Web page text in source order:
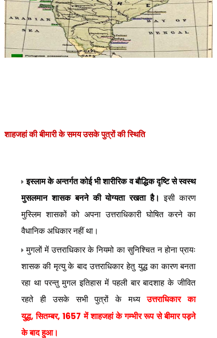
शाहजहां की बीमारी के समय उसके पुत्रों की स्थिति
इस्लाम के अन्तर्गत कोई भी शारीरिक व बौद्धिक दृष्टि से स्वस्थ
मुसलमान शासक बनने की योग्यता रखता है। इसी कारण
मुस्लिम शासकों को अपना उत्तराधिकारी घोषित करने का
वैधानिक अधिकार नहीं था।
मुगलों में उत्तराधिकार के नियमो का सुनिश्चित न होना प्रायः
शासक की मृत्यु के बाद उत्तराधिकार हेतु युद्ध का कारण बनता
रहा था परन्तु मुगल इतिहास में पहली बार बादशाह के जीवित
रहते ही उसके सभी पुत्रों के मध्यउत्तराधिकार का
युद्ध,सितम्बर, 1657 में शाहजहां के गम्भीर रूप से बीमार पड़ने
के बाद हुआ।